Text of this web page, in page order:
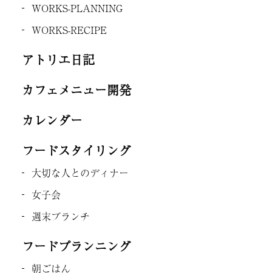
WORKS-PLANNING
WORKS-RECIPE
アトリエ日記
カフェメニュー開発
カレンダー
フードスタイリング
大切な人とのディナー
女子会
週末ブランチ
フードプランニング
朝ごはん